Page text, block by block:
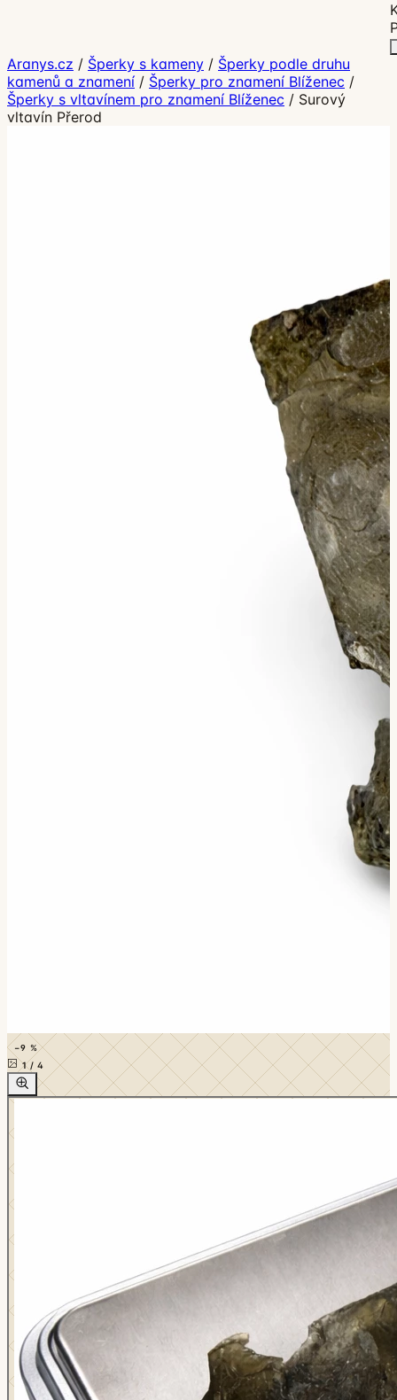
Aranys.cz / Šperky s kameny / Šperky podle druhu
kamenů a znamení / Šperky pro znamení Blíženec /
Šperky s vltavínem pro znamení Blíženec / Surový
vltavín Přerod
−9 %
1/ 4